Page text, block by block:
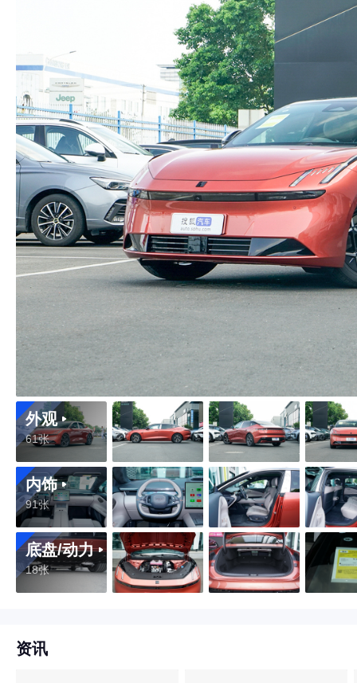
外观
61张
内饰
91张
底盘/动力
18张
资讯